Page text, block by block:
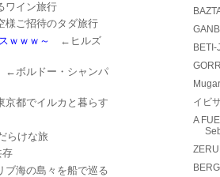
イン旅行
ご招待のタダ旅行
ｗｗｗ～
←ヒルズ
←ボルドー・シャンパ
都でイルカと暮らす
らけな旅
海の島々を船で巡る
イビ
A